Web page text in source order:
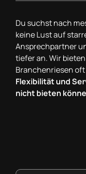
Du suchst nach
keine Lust auf
Ansprechpartner
tiefer an. Wir
Branchenriesen
Flexibilität und
nicht bieten